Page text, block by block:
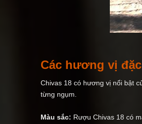
Các hương vị
Chivas 18 có hương vị nổi bật
từng ngụm.
Màu sắc: Rượu Chivas 18 có